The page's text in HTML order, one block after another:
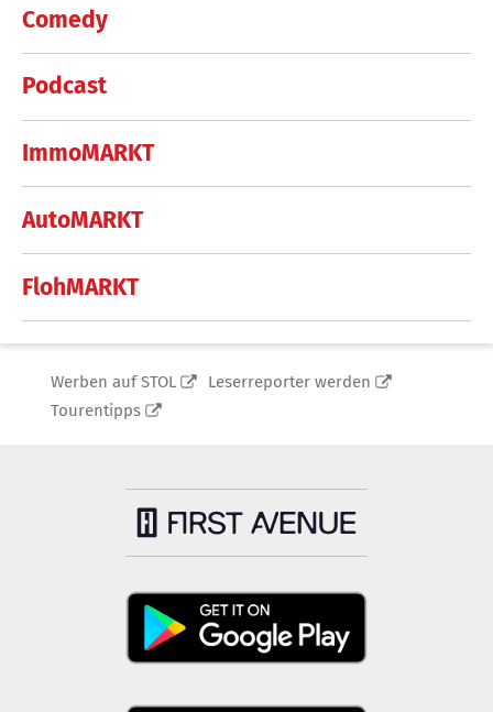
Comedy
Podcast
ImmoMARKT
AutoMARKT
FlohMARKT
Werben auf STOL
Leserreporter werden
Tourentipps